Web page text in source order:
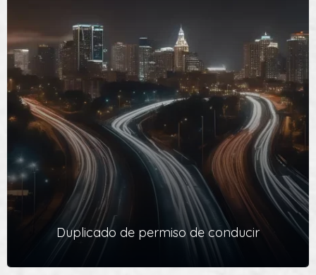
Bajas de Vehículos: Temporales y Definitivas
Con nuestro equipo de expertos Gestores Administrativos
Colegiados en gestión de trámites, podrá tramitar la baja de su
vehículo en la Jefatura de Tráfico sin desplazarse a la
Dirección General de Tráfico
Ver Servicio
Duplicado de permiso de conducir